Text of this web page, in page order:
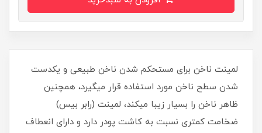
لمینت ناخن برای مستحکم شدن ناخن طبیعی و یکدست
شدن سطح ناخن مورد استفاده قرار میگیرد، همچنین
ظاهر ناخن را بسیار زیبا میکند، لمینت (رابر بیس)
ضخامت کمتری نسبت به کاشت پودر دارد و دارای انعطاف